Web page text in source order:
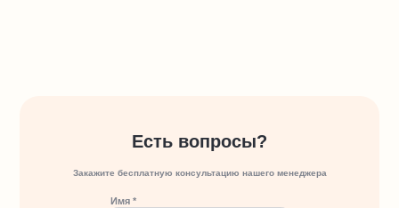
Есть вопросы?
Закажите бесплатную консультацию нашего менеджера
Имя *